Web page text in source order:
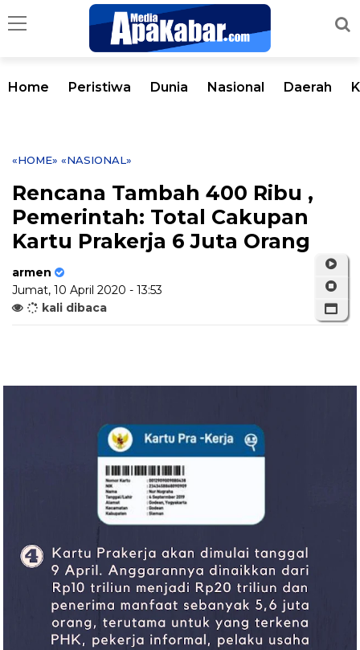
Home Peristiwa Dunia Nasional Daerah
«HOME» «NASIONAL»
Rencana Tambah 400 Ribu ,
Pemerintah: Total Cakupan
Kartu Prakerja 6 Juta Orang
armen
Jumat, 10 April 2020 - 13:53
kali dibaca